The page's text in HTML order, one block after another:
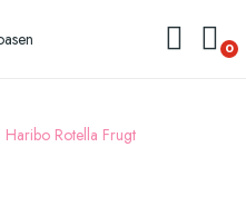
0
Haribo Rotella Frugt